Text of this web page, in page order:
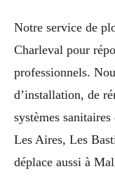
Notre service de
Charleval pour
professionnels.
d’installation, de
systèmes
Les Aires, Les
déplace aussi à